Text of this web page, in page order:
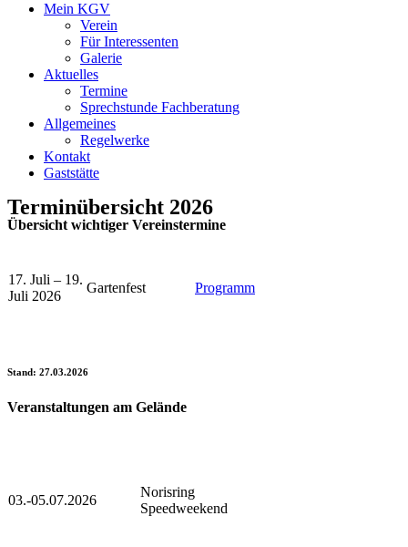
Mein KGV
Verein
Für Interessenten
Galerie
Aktuelles
Termine
Sprechstunde Fachberatung
Allgemeines
Regelwerke
Kontakt
Gaststätte
Terminübersicht 2026
Übersicht wichtiger Vereinstermine
17. Juli – 19.
Juli 2026
Gartenfest Programm
Stand: 27.03.2026
Veranstaltungen am Gelände
03.-05.07.2026
Norisring
Speedweekend